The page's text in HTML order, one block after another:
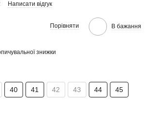
Написати відгук
Порівняти В бажання
знижки
40 41 42 43 44 45